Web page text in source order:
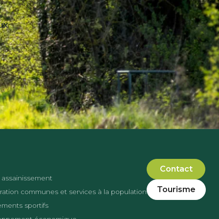
communes et services à la population
sportifs
Contact
Tourisme